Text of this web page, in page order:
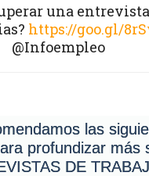
una
https://goo.gl/
@Infoempleo
las
profundizar más
DE